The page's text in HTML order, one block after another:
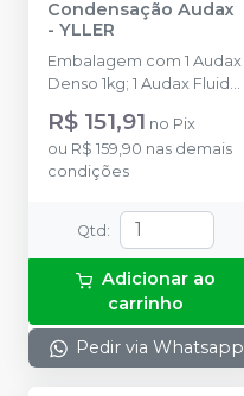
Condensação Audax
- YLLER
Embalagem com 1 Audax
Denso 1kg; 1 Audax Fluido
120g; 1 Audax Catalisador
50g; 1 colher Yller Branca
+ 1 bloco de mistura
Audax.
R$ 151,91 no Pix
ou R$ 159,90 nas demais
condições
Qtd :
Adicionar ao
carrinho
Pedir via Whatsapp